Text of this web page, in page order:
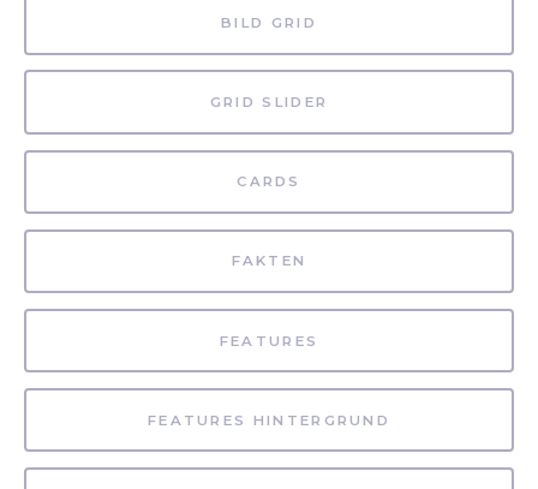
BILD GRID
GRID SLIDER
CARDS
FAKTEN
FEATURES
FEATURES HINTERGRUND